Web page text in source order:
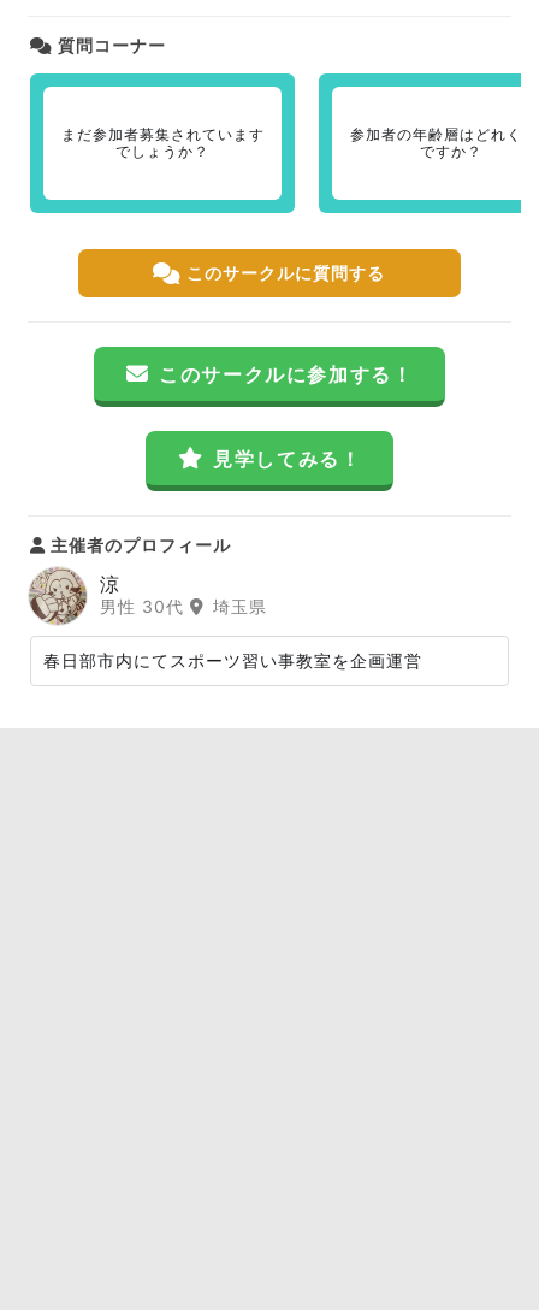
質問コーナー
まだ参加者募集されています
でしょうか？
参加者の年齢層はどれく
ですか？
このサークルに質問する
このサークルに参加する！
見学してみる！
主催者のプロフィール
涼
男性 30代 埼玉県
春日部市内にてスポーツ習い事教室を企画運営